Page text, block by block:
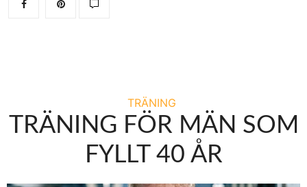
TRÄNING
TRÄNING FÖR MÄN SOM
FYLLT 40 ÅR